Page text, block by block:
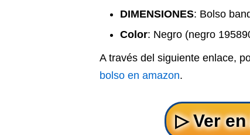
DIMENSIONES: Bolso
Color: Negro (negro
A través del siguiente enlace,
bolso en amazon.